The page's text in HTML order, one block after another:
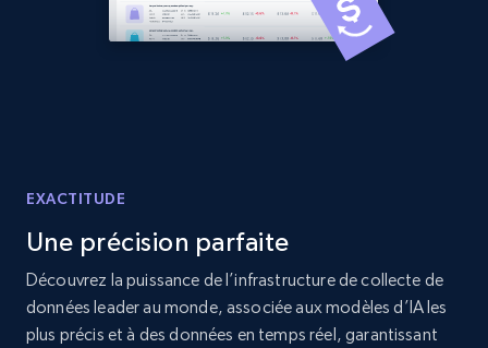
Amazon products global dataset - Collects
products by best sellers category URL
Amazon products global dataset - Collect
Amazon products by seller URL
EXACTITUDE
Une précision parfaite
Découvrez la puissance de l’infrastructure de collecte de
données leader au monde, associée aux modèles d’IA les
plus précis et à des données en temps réel, garantissant